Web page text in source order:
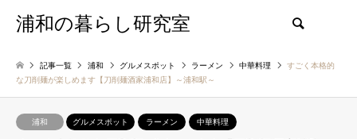
浦和の暮らし研究室
記事一覧 浦和 グルメスポット ラーメン 中華料理
すごく本格的
な刀削麺が楽しめます【刀削麺酒家浦和店】～浦和駅～
浦和 グルメスポット ラーメン 中華料理